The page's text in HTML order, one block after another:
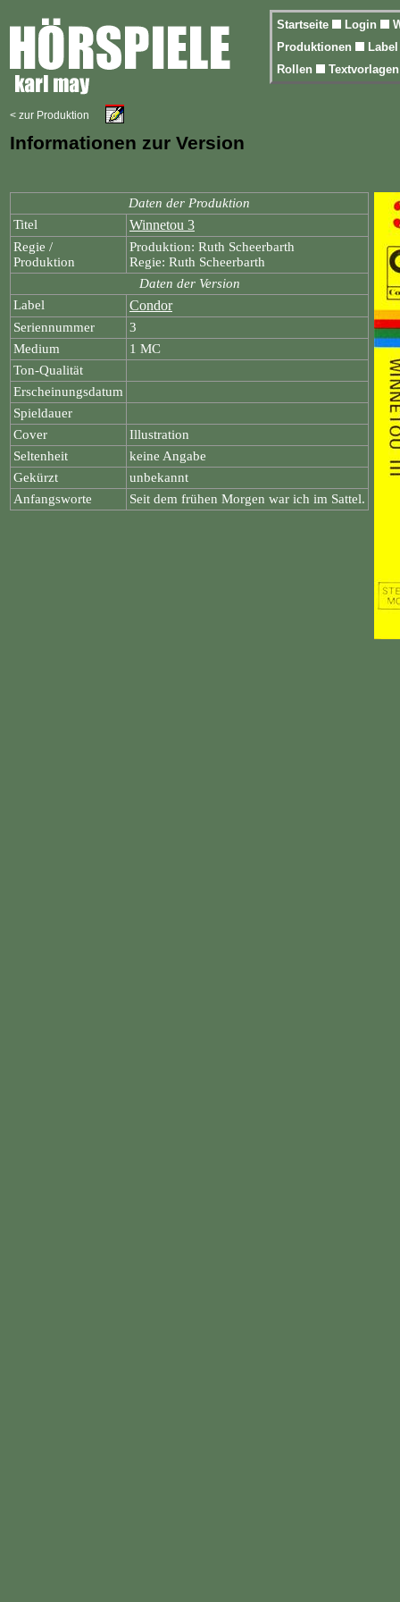
Startseite Login
Produktionen
Rollen
< zur Produktion
Informationen zur Version
Daten der Produktion
Titel
Winnetou 3
Regie /
Produktion
Produktion: Ruth Scheerbarth
Regie: Ruth Scheerbarth
Daten der Version
Label
Condor
Seriennummer
3
Medium
1 MC
Ton-Qualität
Erscheinungsdatum
Spieldauer
Cover
Illustration
Seltenheit
keine Angabe
Gekürzt
unbekannt
Anfangsworte
Seit dem frühen Morgen war ich im Sattel.